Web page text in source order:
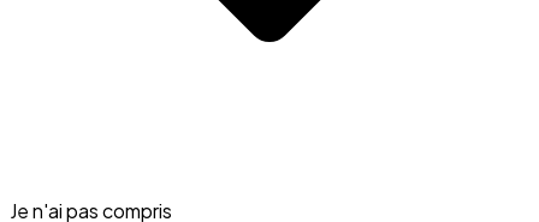
Je n'ai pas compris